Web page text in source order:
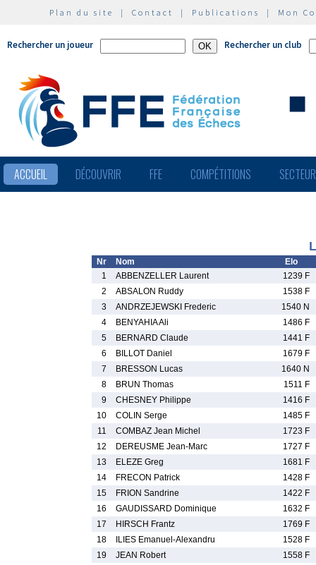
Plan du site | Contact | Publications | Mon
Rechercher un joueur Rechercher un club
ACCUEIL DÉCOUVRIR FFE COMPÉTITIONS
Nr Nom
Elo
1
ABBENZELLER Laurent
1239 F
2
ABSALON Ruddy
1538 F
3
ANDRZEJEWSKI Frederic
1540 N
4
BENYAHIA Ali
1486 F
5
BERNARD Claude
1441 F
6
BILLOT Daniel
1679 F
7
BRESSON Lucas
1640 N
8
BRUN Thomas
1511 F
9
CHESNEY Philippe
1416 F
10
COLIN Serge
1485 F
11
COMBAZ Jean Michel
1723 F
12
DEREUSME Jean-Marc
1727 F
13
ELEZE Greg
1681 F
14
FRECON Patrick
1428 F
15
FRION Sandrine
1422 F
16
GAUDISSARD Dominique
1632 F
17
HIRSCH Frantz
1769 F
18
ILIES Emanuel-Alexandru
1528 F
19
JEAN Robert
1558 F